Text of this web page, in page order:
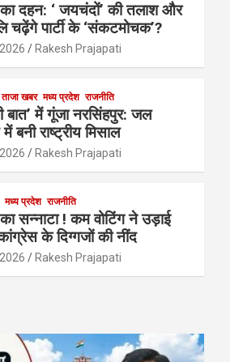
का दहन: ‘ जयचंदों’ की तलाश और
चढ़ेंगे पार्टी के ‘संकटमोचक’?
Rakesh Prajapati
ताजा खबर मध्य प्रदेश राजनीति
बात’ में गूंजा नरसिंहपुर: जल
बनी राष्ट्रीय मिसाल
Rakesh Prajapati
मध्य प्रदेश राजनीति
सन्नाटा ! कम वोटिंग ने उड़ाई
के दिग्गजों की नींद
Rakesh Prajapati